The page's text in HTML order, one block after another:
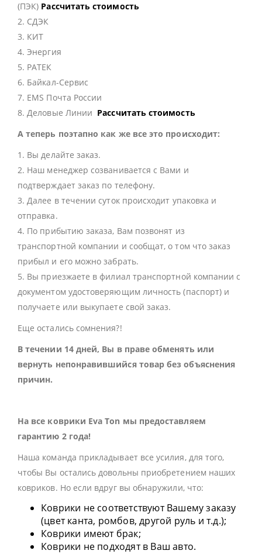
(ПЭК) Рассчитать стоимость
2. СДЭК
3. КИТ
4. Энергия
5. РАТЕК
6. Байкал-Сервис
7. EMS Почта России
8. Деловые Линии Рассчитать стоимость
А теперь поэтапно как же все это происходит:
1. Вы делайте заказ.
2. Наш менеджер созванивается с Вами и
подтверждает заказ по телефону.
3. Далее в течении суток происходит упаковка и
отправка.
4. По прибытию заказа, Вам позвонят из
транспортной компании и сообщат, о том что заказ
прибыл и его можно забрать.
5. Вы приезжаете в филиал транспортной компании с
документом удостоверяющим личность (паспорт) и
получаете или выкупаете свой заказ.
Еще остались сомнения?!
В течении 14 дней, Вы в праве обменять или
вернуть непонравившийся товар без объяснения
причин.
На все коврики Eva Ton мы предоставляем
гарантию 2 года!
Наша команда прикладывает все усилия, для того,
чтобы Вы остались довольны приобретением наших
ковриков. Но если вдруг вы обнаружили, что:
Коврики не соответствуют Вашему заказу
(цвет канта, ромбов, другой руль и т.д.);
Коврики имеют брак;
Коврики не подходят в Ваш авто.